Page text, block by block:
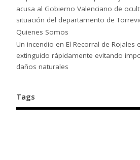
acusa al Gobierno Valenciano de
situación del departamento de
Quienes Somos
Un incendio en El Recorral de Rojales
extinguido rápidamente evitando
daños naturales
Tags